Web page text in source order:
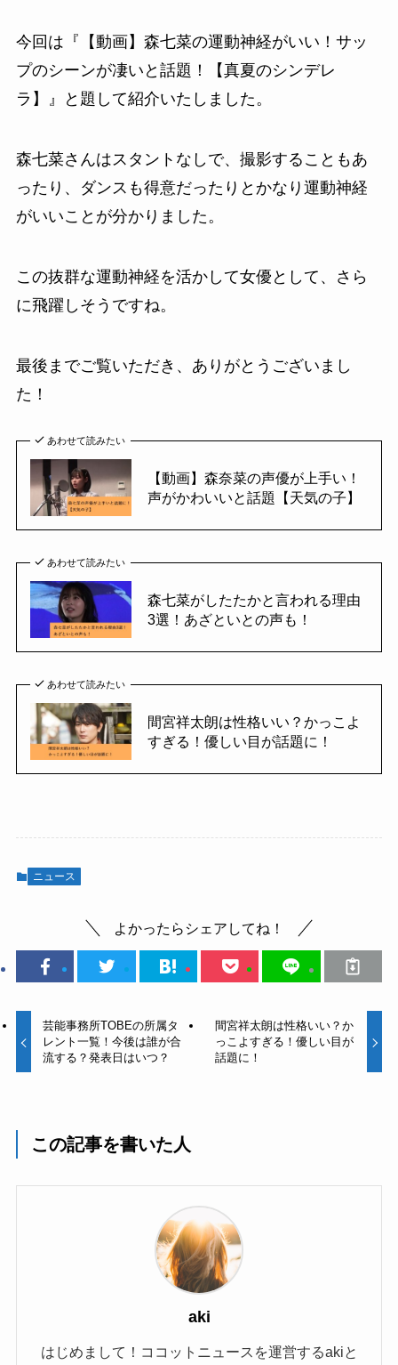
今回は『【動画】森七菜の運動神経がいい！サッ
プのシーンが凄いと話題！【真夏のシンデレ
ラ】』と題して紹介いたしました。
森七菜さんはスタントなしで、撮影することもあ
ったり、ダンスも得意だったりとかなり運動神経
がいいことが分かりました。
この抜群な運動神経を活かして女優として、さら
に飛躍しそうですね。
最後までご覧いただき、ありがとうございまし
た！
あわせて読みたい
【動画】森奈菜の声優が上手い！
声がかわいいと話題【天気の子】
あわせて読みたい
森七菜がしたたかと言われる理由
3選！あざといとの声も！
あわせて読みたい
間宮祥太朗は性格いい？かっこよ
すぎる！優しい目が話題に！
ニュース
よかったらシェアしてね！
芸能事務所TOBEの所属タ
レント一覧！今後は誰が合
流する？発表日はいつ？
間宮祥太朗は性格いい？か
っこよすぎる！優しい目が
話題に！
この記事を書いた人
aki
はじめまして！ココットニュースを運営するakiと